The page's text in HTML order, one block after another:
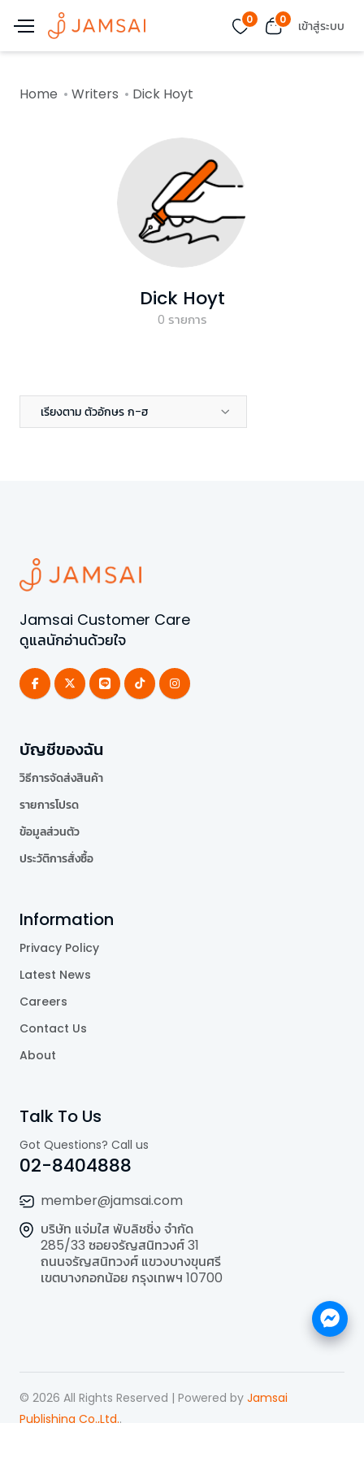
0 0 เข้าสู่ระบบ
Home Writers Dick Hoyt
Dick Hoyt
0 รายการ
เรียงตาม ตัวอักษร ก-ฮ
Jamsai Customer Care
ดูแลนักอ่านด้วยใจ
บัญชีของฉัน
วิธีการจัดส่งสินค้า
รายการโปรด
ข้อมูลส่วนตัว
ประวัติการสั่งซื้อ
Information
Privacy Policy
Latest News
Careers
Contact Us
About
Talk To Us
Got Questions? Call us
02-8404888
member@jamsai.com
บริษัท แจ่มใส พับลิชชิ่ง จำกัด
285/33 ซอยจรัญสนิทวงศ์ 31
ถนนจรัญสนิทวงศ์ แขวงบางขุนศรี
เขตบางกอกน้อย กรุงเทพฯ 10700
© 2026 All Rights Reserved | Powered by Jamsai
Publishing Co.,Ltd..